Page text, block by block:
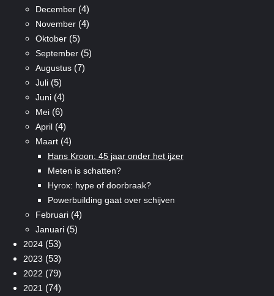
December(4)
November(4)
Oktober(5)
September(5)
Augustus(7)
Juli(5)
Juni(4)
Mei(6)
April(4)
Maart(4)
Hans Kroon: 45 jaar onder het ijzer
Meten is schatten?
Hyrox: hype of doorbraak?
Powerbuilding gaat over schijven
Februari(4)
Januari(5)
2024(53)
2023 (53)
2022 (79)
2021 (74)